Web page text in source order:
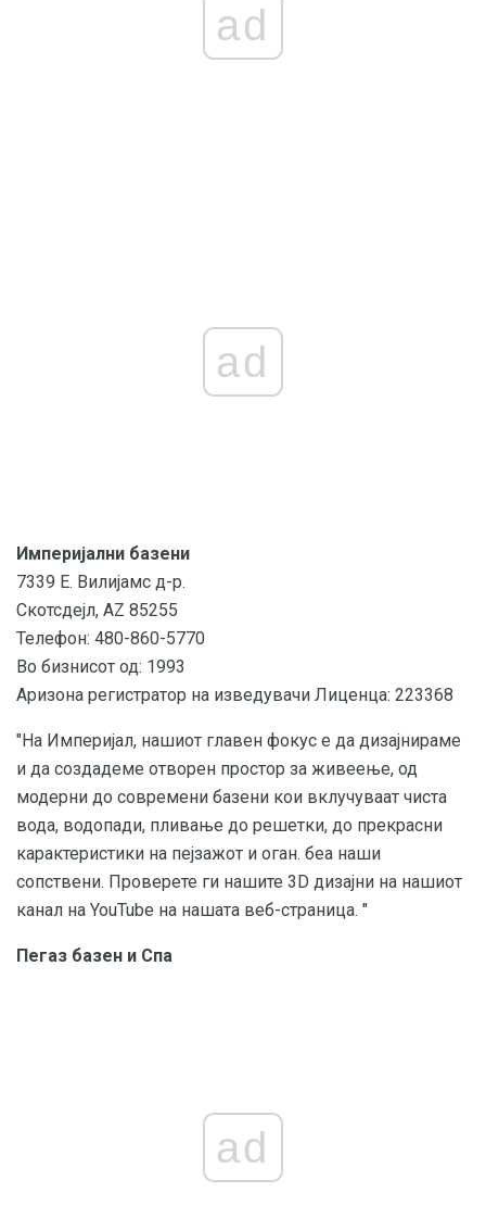
ad
ad
Империјални базени
7339 Е. Вилијамс д-р.
Скотсдејл, AZ 85255
Телефон: 480-860-5770
Во бизнисот од: 1993
Аризона регистратор на изведувачи Лиценца: 223368
"На Империјал, нашиот главен фокус е да дизајнираме
и да создадеме отворен простор за живеење, од
модерни до современи базени кои вклучуваат чиста
вода, водопади, пливање до решетки, до прекрасни
карактеристики на пејзажот и оган. беа наши
сопствени. Проверете ги нашите 3D дизајни на нашиот
канал на YouTube на нашата веб-страница. "
Пегаз базен и Спа
ad